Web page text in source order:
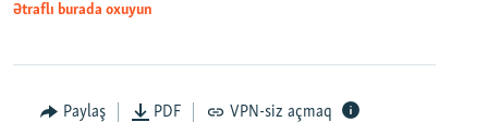
Ətraflı burada oxuyun
Paylaş PDF VPN-siz açmaq